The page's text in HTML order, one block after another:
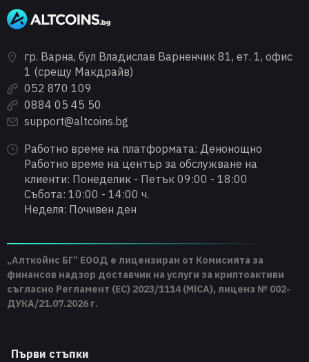
гр. Варна, бул Владислав Варненчик 81, ет. 1, офис
1 (срещу Макдрайв)
052 870 109
0884 05 45 50
support@altcoins.bg
Работно време на платформата: Денонощно
Работно време на център за обслужване на
клиенти: Понеделик - Петък 09:00 - 18:00
Събота: 10:00 - 14:00 ч.
Неделя: Почивен ден
„Алткойнс БГ“ ЕООД е лицензиран от Комисията за
финансов надзор доставчик на услуги за криптоактиви
съгласно Регламент (ЕС) 2023/1114 (MiCA), лиценз № 002-
ДУКА/21.07.2026 г.
Първи стъпки